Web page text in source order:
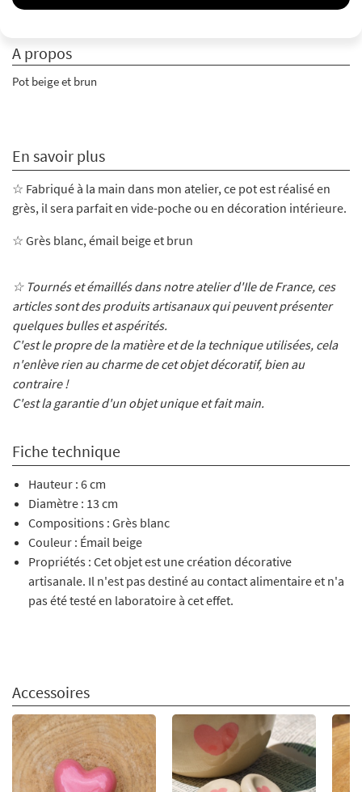
A propos
Pot beige et brun
En savoir plus
☆ Fabriqué à la main dans mon atelier, ce potest réalisé en
grès, il sera parfait en vide-poche ou en décoration intérieure.
☆ Grès blanc, émail beige et brun
☆ Tournés et émaillés dans notre atelier d'Ile de France, ces
articles sont des produits artisanaux qui peuvent présenter
quelques bulles et aspérités.
C'est le propre de la matière et de la technique utilisées, cela
n'enlève rien au charme de cet objet décoratif, bien au
contraire !
C'est la garantie d'un objet unique et fait main.
Fiche technique
Hauteur : 6 cm
Diamètre : 13 cm
Compositions : Grès blanc
Couleur : Émail beige
Propriétés : Cet objet est une création décorative
artisanale. Il n'est pas destiné au contact alimentaire et n'a
pas été testé en laboratoire à cet effet.
Accessoires